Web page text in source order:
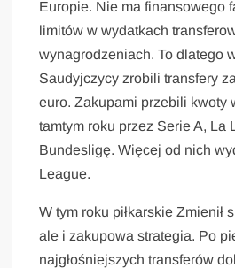
Europie. Nie ma finansowego
limitów w wydatkach
wynagrodzeniach. To dlatego
Saudyjczycy zrobili transfery
euro. Zakupami przebili kwoty
tamtym roku przez Serie A, La
Bundesligę. Więcej od nich
League.
W tym roku piłkarskie Zmienił
ale i zakupowa strategia. Po
najgłośniejszych transferów